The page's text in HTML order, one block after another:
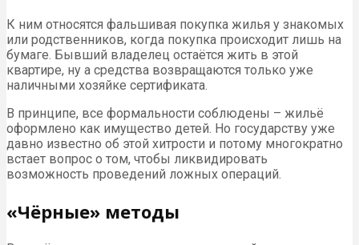
К ним относятся фальшивая покупка жилья у знакомых
или родственников, когда покупка происходит лишь на
бумаге. Бывший владелец остаётся жить в этой
квартире, ну а средства возвращаются только уже
наличными хозяйке сертификата.
В принципе, все формальности соблюдены – жильё
оформлено как имущество детей. Но государству уже
давно известно об этой хитрости и потому многократно
встает вопрос о том, чтобы ликвидировать
возможность проведений ложных операций.
«Чёрные» методы